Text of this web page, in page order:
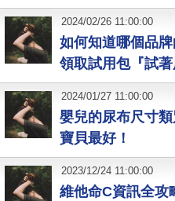
如何知道哪個品
領取試用包『試著
2024/02/26 11:00:00
嬰兒的尿布尺寸
寶貝最好！
2024/01/27 11:00:00
維他命C資訊全攻
2023/12/24 11:00:00